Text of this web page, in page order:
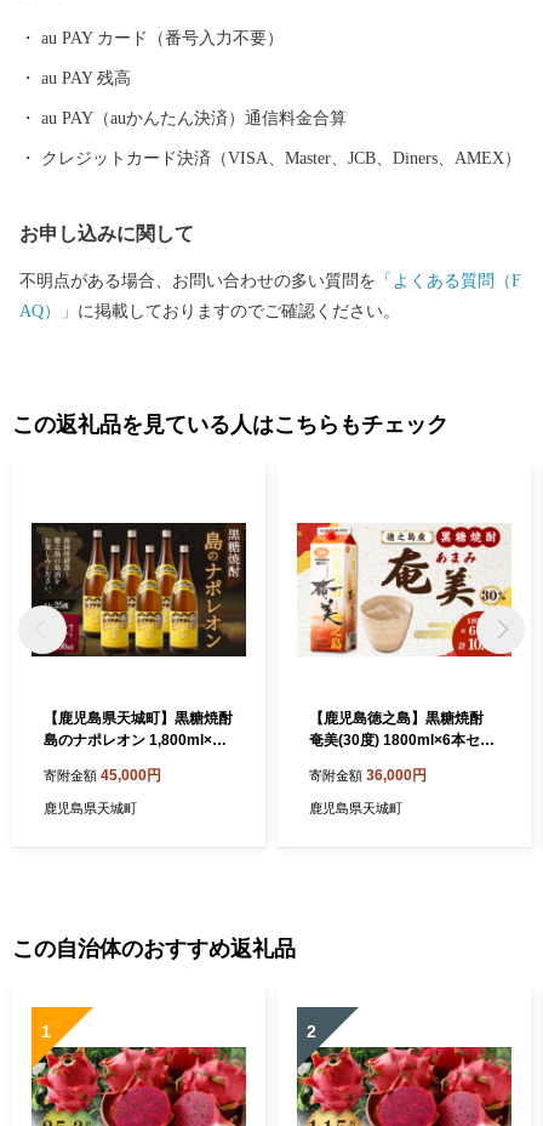
au PAY カード（番号入力不要）
au PAY 残高
au PAY（auかんたん決済）通信料金合算
クレジットカード決済（VISA、Master、JCB、Diners、AMEX）
お申し込みに関して
不明点がある場合、お問い合わせの多い質問を 「よくある質問（F
AQ）」 に掲載しておりますのでご確認ください。
この返礼品を見ている人はこちらもチェック
【鹿児島県天城町】黒糖焼酎
島のナポレオン 1,800ml×6
酎
寄附金額 45,000円
鹿児島県天城町
【鹿児島徳之島】黒糖焼酎
奄美(30度) 1800ml×6本セッ
酒 紙パック
寄附金額 36,000円
鹿児島県天城町
この自治体のおすすめ返礼品
1 2